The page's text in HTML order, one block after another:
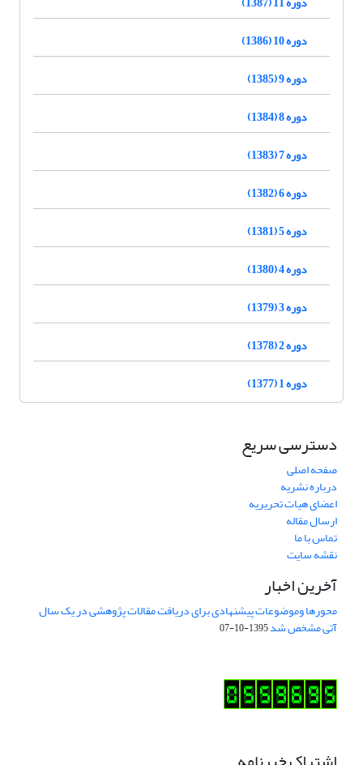
دوره 10 (1386)
دوره 9 (1385)
دوره 8 (1384)
دوره 7 (1383)
دوره 6 (1382)
دوره 5 (1381)
دوره 4 (1380)
دوره 3 (1379)
دوره 2 (1378)
دوره 1 (1377)
دسترسی سریع
صفحه اصلی
درباره نشریه
اعضای هیات تحریریه
ارسال مقاله
تماس با ما
نقشه سایت
آخرین اخبار
محورها وموضوعات پیشنهادی برای دریافت مقالات پژوهشی در یک سال
آتی مشخص شد1395-10-07